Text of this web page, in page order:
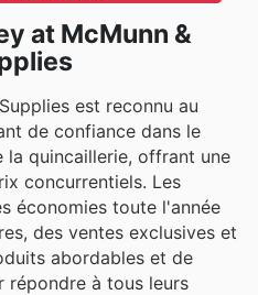
at McMunn &
est reconnu au
de confiance dans le
quincaillerie, offrant une
concurrentiels. Les
économies toute l'année
des ventes exclusives et
abordables et de
répondre à tous leurs